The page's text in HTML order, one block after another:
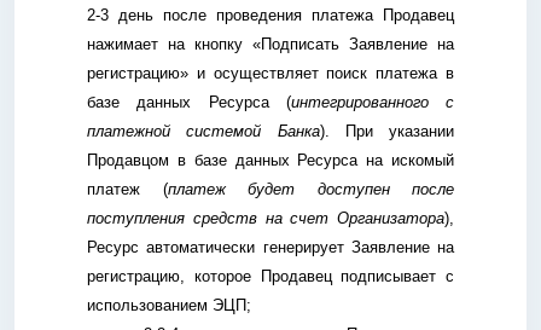
2-3 день после проведения платежа Продавец
нажимает на кнопку «Подписать Заявление на
регистрацию» и осуществляет поиск платежа в
базе данных Ресурса (интегрированного с
платежной системой Банка). При указании
Продавцом в базе данных Ресурса на искомый
платеж (платеж будет доступен после
поступления средств на счет Организатора),
Ресурс автоматически генерирует Заявление на
регистрацию, которое Продавец подписывает с
использованием ЭЦП;